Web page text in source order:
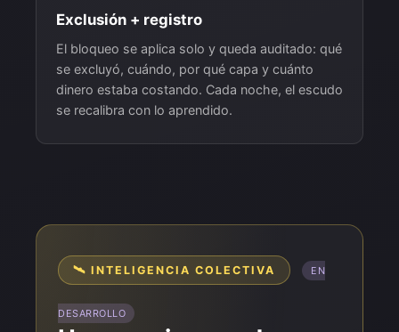
Exclusión + registro
El bloqueo se aplica solo y queda auditado: qué
se excluyó, cuándo, por qué capa y cuánto
dinero estaba costando. Cada noche, el escudo
se recalibra con lo aprendido.
🛰️ INTELIGENCIA COLECTIVA EN
DESARROLLO